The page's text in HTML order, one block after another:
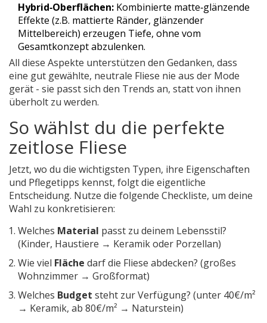
Hybrid‑Oberflächen: Kombinierte matte‑glänzende
Effekte (z.B. mattierte Ränder, glänzender
Mittelbereich) erzeugen Tiefe, ohne vom
Gesamtkonzept abzulenken.
All diese Aspekte unterstützen den Gedanken, dass
eine gut gewählte, neutrale Fliese nie aus der Mode
gerät - sie passt sich den Trends an, statt von ihnen
überholt zu werden.
So wählst du die perfekte
zeitlose Fliese
Jetzt, wo du die wichtigsten Typen, ihre Eigenschaften
und Pflegetipps kennst, folgt die eigentliche
Entscheidung. Nutze die folgende Checkliste, um deine
Wahl zu konkretisieren:
Welches Material passt zu deinem Lebensstil?
(Kinder, Haustiere → Keramik oder Porzellan)
Wie viel Fläche darf die Fliese abdecken? (großes
Wohnzimmer → Großformat)
Welches Budget steht zur Verfügung? (unter 40€/m²
→ Keramik, ab 80€/m² → Naturstein)